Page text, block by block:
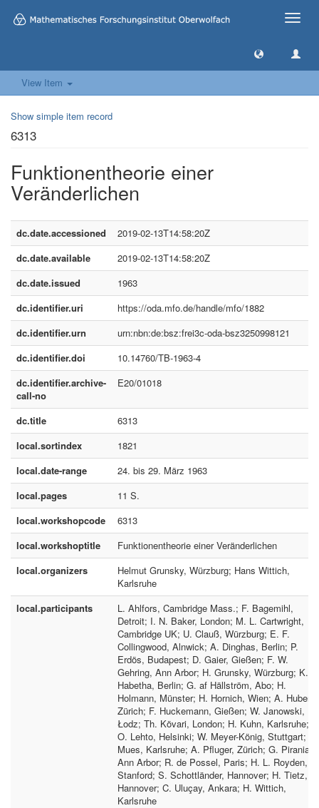
Toggle
View Item
Show simple item record
6313
Funktionentheorie einer
Veränderlichen
dc.date.accessioned
2019-02-13T14:58:20Z
dc.date.available
2019-02-13T14:58:20Z
dc.date.issued
1963
dc.identifier.uri
https://oda.mfo.de/handle/mfo/1882
dc.identifier.urn
urn:nbn:de:bsz:frei3c-oda-bsz3250998121
dc.identifier.doi
10.14760/TB-1963-4
dc.identifier.archive-
call-no
E20/01018
dc.title
6313
local.sortindex
1821
local.date-range
24. bis 29. März 1963
local.pages
11 S.
local.workshopcode
6313
local.workshoptitle
Funktionentheorie einer Veränderlichen
local.organizers
Helmut Grunsky, Würzburg; Hans Wittich,
Karlsruhe
local.participants
L. Ahlfors, Cambridge Mass.; F. Bagemihl,
Detroit; I. N. Baker, London; M. L. Cartwright,
Cambridge UK; U. Clauß, Würzburg; E. F.
Collingwood, Alnwick; A. Dinghas, Berlin; P.
Erdös, Budapest; D. Gaier, Gießen; F. W.
Gehring, Ann Arbor; H. Grunsky, Würzburg; K.
Habetha, Berlin; G. af Hällström, Abo; H.
Holmann, Münster; H. Hornich, Wien; A. Huber,
Zürich; F. Huckemann, Gießen; W. Janowski,
Łodz; Th. Kövari, London; H. Kuhn, Karlsruhe;
O. Lehto, Helsinki; W. Meyer-König, Stuttgart; E.
Mues, Karlsruhe; A. Pfluger, Zürich; G. Piranian,
Ann Arbor; R. de Possel, Paris; H. L. Royden,
Stanford; S. Schottländer, Hannover; H. Tietz,
Hannover; C. Uluçay, Ankara; H. Wittich,
Karlsruhe